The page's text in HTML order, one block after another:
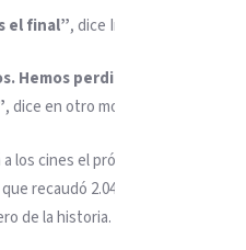
el final”, dice Iron Man mientras
Hemos perdido amigos,
, dice en otro momento Captain
los cines el próximo 3 de mayo,
recaudó 2.047 millones de
de la historia.